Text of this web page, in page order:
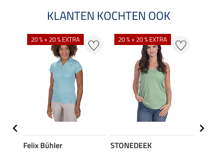
KLANTEN KOCHTEN OOK
20 % + 20 % EXTRA
Felix Bühler
20 % + 20 % EXTRA
STONEDEEK